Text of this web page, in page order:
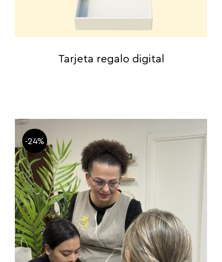
Tarjeta regalo digital
-24%